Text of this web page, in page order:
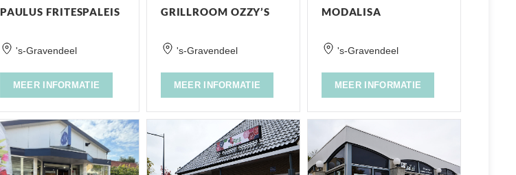
PAULUS FRITESPALEIS
's-Gravendeel
MEER INFORMATIE
GRILLROOM OZZY’S
's-Gravendeel
MEER INFORMATIE
MODALISA
's-Gravendeel
MEER INFORMATIE